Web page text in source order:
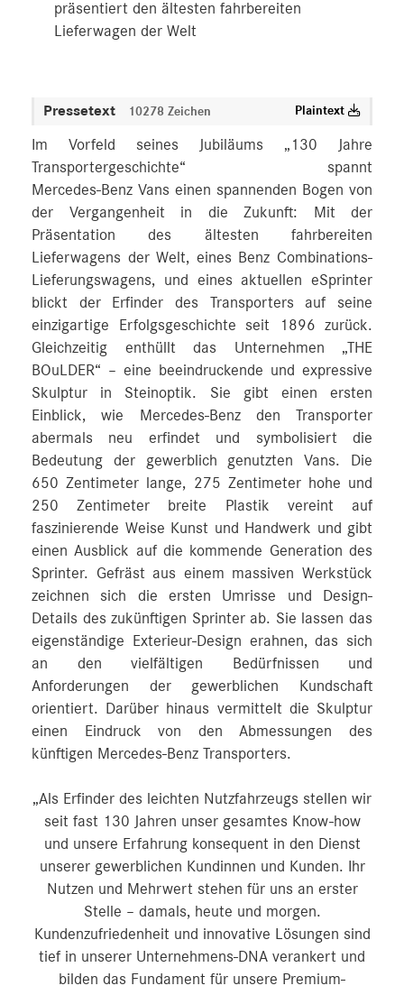
präsentiert den ältesten fahrbereiten
Lieferwagen der Welt
Pressetext 10278 Zeichen Plaintext
Im Vorfeld seines Jubiläums „130 Jahre
Transportergeschichte“ spannt
Mercedes‑Benz Vans einen spannenden Bogen von
der Vergangenheit in die Zukunft: Mit der
Präsentation des ältesten fahrbereiten
Lieferwagens der Welt, eines Benz Combinations-
Lieferungswagens, und eines aktuellen eSprinter
blickt der Erfinder des Transporters auf seine
einzigartige Erfolgsgeschichte seit 1896 zurück.
Gleichzeitig enthüllt das Unternehmen „THE
BOuLDER“ – eine beeindruckende und expressive
Skulptur in Steinoptik. Sie gibt einen ersten
Einblick, wie Mercedes‑Benz den Transporter
abermals neu erfindet und symbolisiert die
Bedeutung der gewerblich genutzten Vans. Die
650 Zentimeter lange, 275 Zentimeter hohe und
250 Zentimeter breite Plastik vereint auf
faszinierende Weise Kunst und Handwerk und gibt
einen Ausblick auf die kommende Generation des
Sprinter. Gefräst aus einem massiven Werkstück
zeichnen sich die ersten Umrisse und Design-
Details des zukünftigen Sprinter ab. Sie lassen das
eigenständige Exterieur-Design erahnen, das sich
an den vielfältigen Bedürfnissen und
Anforderungen der gewerblichen Kundschaft
orientiert. Darüber hinaus vermittelt die Skulptur
einen Eindruck von den Abmessungen des
künftigen Mercedes‑Benz Transporters.
„Als Erfinder des leichten Nutzfahrzeugs stellen wir
seit fast 130 Jahren unser gesamtes Know-how
und unsere Erfahrung konsequent in den Dienst
unserer gewerblichen Kundinnen und Kunden. Ihr
Nutzen und Mehrwert stehen für uns an erster
Stelle – damals, heute und morgen.
Kundenzufriedenheit und innovative Lösungen sind
tief in unserer Unternehmens-DNA verankert und
bilden das Fundament für unsere Premium-